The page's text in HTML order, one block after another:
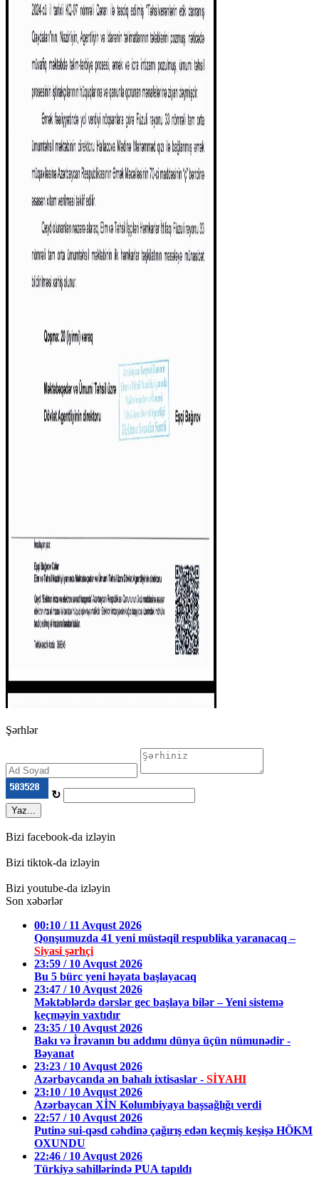
Şərhlər
↻
Yaz...
Bizi facebook-da izləyin
Bizi tiktok-da izləyin
Bizi youtube-da izləyin
Son xəbərlər
00:10 / 11 Avqust 2026
Qonşumuzda 41 yeni müstəqil respublika yaranacaq –
Siyasi şərhçi
23:59 / 10 Avqust 2026
Bu 5 bürc yeni həyata başlayacaq
23:47 / 10 Avqust 2026
Məktəblərdə dərslər gec başlaya bilər – Yeni sistemə
keçməyin vaxtıdır
23:35 / 10 Avqust 2026
Bakı və İrəvanın bu addımı dünya üçün nümunədir -
Bəyanat
23:23 / 10 Avqust 2026
Azərbaycanda ən bahalı ixtisaslar - SİYAHI
23:10 / 10 Avqust 2026
Azərbaycan XİN Kolumbiyaya başsağlığı verdi
22:57 / 10 Avqust 2026
Putinə sui-qəsd cəhdinə çağırış edən keçmiş keşişə HÖKM
OXUNDU
22:46 / 10 Avqust 2026
Türkiyə sahillərində PUA tapıldı